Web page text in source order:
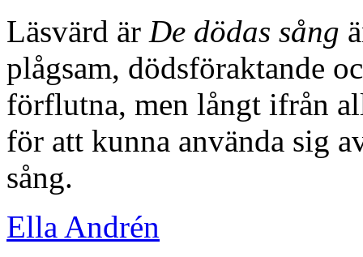
Läsvärd är De dödas sång
plågsam, dödsföraktande
förflutna, men långt ifrån
för att kunna använda sig
sång.
Ella Andrén